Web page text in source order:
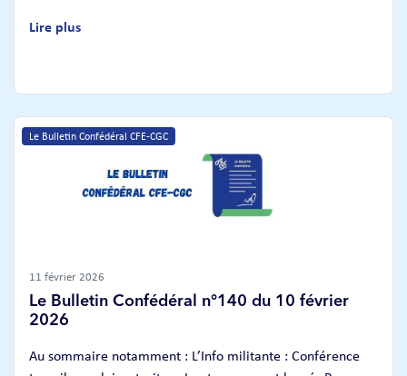
Lire plus
Le Bulletin Confédéral CFE-CGC
11 février 2026
Le Bulletin Confédéral n°140 du 10 février
2026
Au sommaire notamment : L’Info militante : Conférence